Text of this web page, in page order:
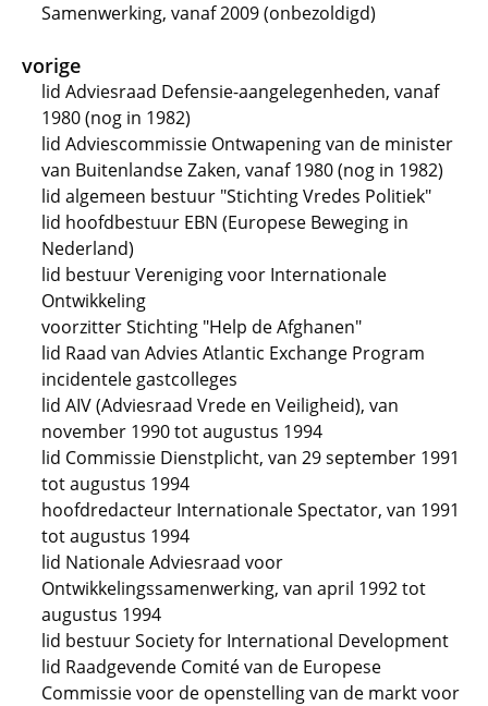
Samenwerking, vanaf 2009 (onbezoldigd)
vorige
lid Adviesraad Defensie-aangelegenheden, vanaf
1980 (nog in 1982)
lid Adviescommissie Ontwapening van de minister
van Buitenlandse Zaken, vanaf 1980 (nog in 1982)
lid algemeen bestuur "Stichting Vredes Politiek"
lid hoofdbestuur EBN (Europese Beweging in
Nederland)
lid bestuur Vereniging voor Internationale
Ontwikkeling
voorzitter Stichting "Help de Afghanen"
lid Raad van Advies Atlantic Exchange Program
incidentele gastcolleges
lid AIV (Adviesraad Vrede en Veiligheid), van
november 1990 tot augustus 1994
lid Commissie Dienstplicht, van 29 september 1991
tot augustus 1994
hoofdredacteur Internationale Spectator, van 1991
tot augustus 1994
lid Nationale Adviesraad voor
Ontwikkelingssamenwerking, van april 1992 tot
augustus 1994
lid bestuur Society for International Development
lid Raadgevende Comité van de Europese
Commissie voor de openstelling van de markt voor